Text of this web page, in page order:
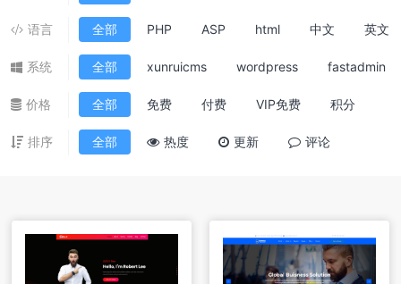
语言 全部 PHP ASP html 中文 英文
系统 全部 xunruicms wordpress fastadmin
价格 全部 免费 付费 VIP免费 积分
排序 全部 热度 更新 评论